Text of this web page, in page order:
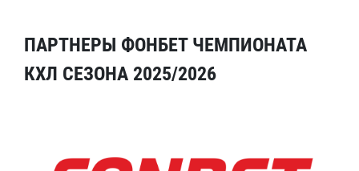
ПАРТНЕРЫ ФОНБЕТ ЧЕМПИОНАТА
КХЛ СЕЗОНА 2025/2026